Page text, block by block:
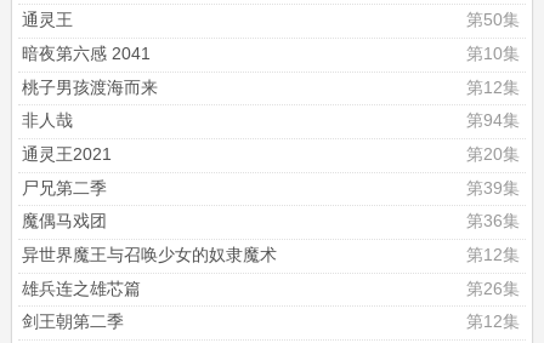
通灵王
第50集
暗夜第六感 2041
第10集
桃子男孩渡海而来
第12集
非人哉
第94集
通灵王2021
第20集
尸兄第二季
第39集
魔偶马戏团
第36集
异世界魔王与召唤少女的奴隶魔术
第12集
雄兵连之雄芯篇
第26集
剑王朝第二季
第12集